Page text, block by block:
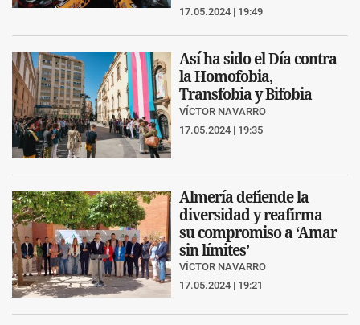
17.05.2024 | 19:49
Así ha sido el Día contra
la Homofobia,
Transfobia y Bifobia
VÍCTOR NAVARRO
17.05.2024 | 19:35
Almería defiende la
diversidad y reafirma
su compromiso a ‘Amar
sin límites’
VÍCTOR NAVARRO
17.05.2024 | 19:21